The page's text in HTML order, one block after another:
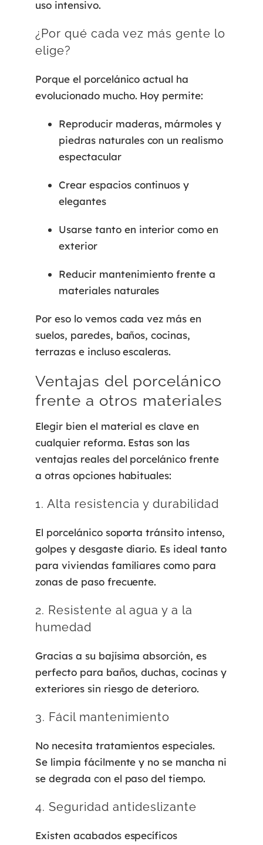
uso intensivo.
¿Por qué cada vez más gente lo
elige?
Porque el porcelánico actual ha
evolucionado mucho. Hoy permite:
Reproducir maderas, mármoles y
piedras naturales con un realismo
espectacular
Crear espacios continuos y
elegantes
Usarse tanto en interior como en
exterior
Reducir mantenimiento frente a
materiales naturales
Por eso lo vemos cada vez más en
suelos, paredes, baños, cocinas,
terrazas e incluso escaleras.
Ventajas del porcelánico
frente a otros materiales
Elegir bien el material es clave en
cualquier reforma. Estas son las
ventajas reales del porcelánico frente
a otras opciones habituales:
1. Alta resistencia y durabilidad
El porcelánico soporta tránsito intenso,
golpes y desgaste diario. Es ideal tanto
para viviendas familiares como para
zonas de paso frecuente.
2. Resistente al agua y a la
humedad
Gracias a su bajísima absorción, es
perfecto para baños, duchas, cocinas y
exteriores sin riesgo de deterioro.
3. Fácil mantenimiento
No necesita tratamientos especiales.
Se limpia fácilmente y no se mancha ni
se degrada con el paso del tiempo.
4. Seguridad antideslizante
Existen acabados específicos